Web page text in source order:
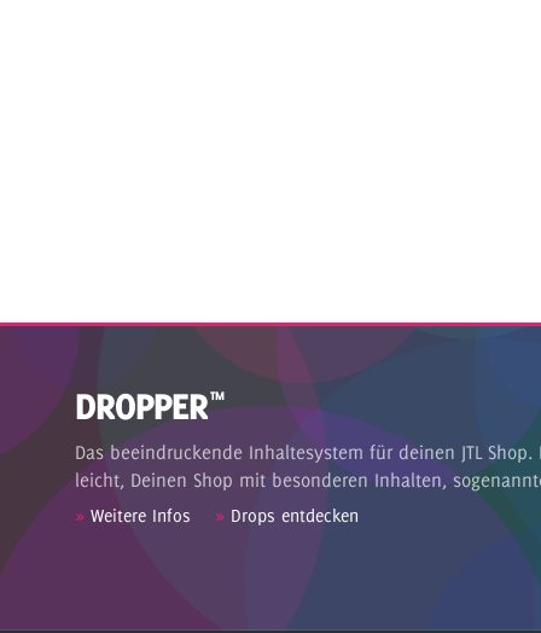
DROPPER™
Das beeindruckende Inhaltesystem für deinen JTL
leicht, Deinen Shop mit besonderen Inhalten,
» Weitere Infos »Drops entdecken